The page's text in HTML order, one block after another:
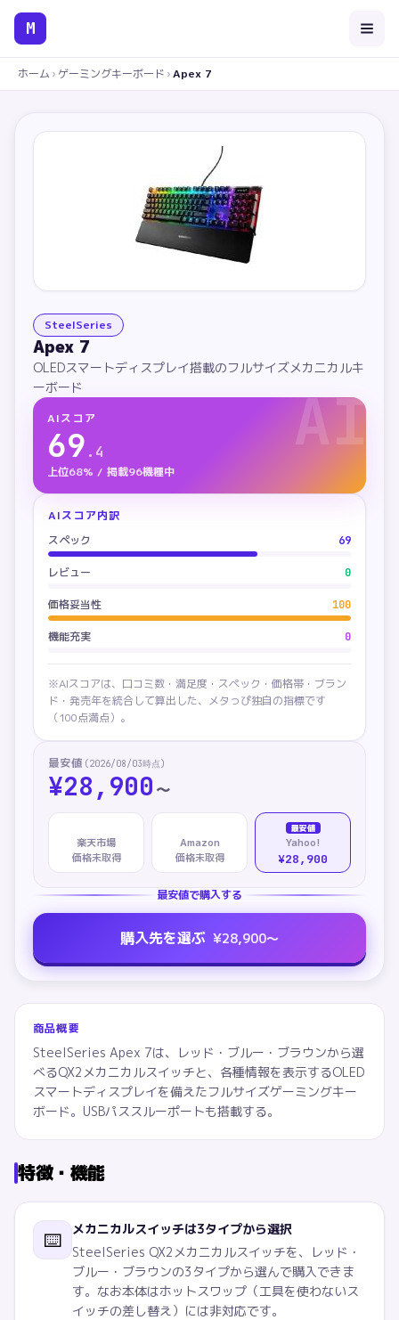
M
ホーム › ゲーミングキーボード ›Apex 7
SteelSeries
Apex 7
OLEDスマートディスプレイ搭載のフルサイズメカニカルキ
ーボード
AI
AIスコア
69 . 4
上位68% / 掲載96機種中
AIスコア内訳
スペック
69
レビュー 0
価格妥当性 100
機能充実 0
※AIスコアは、口コミ数・満足度・スペック・価格帯・ブラン
ド・発売年を統合して算出した、メタっぴ独自の指標です
（100点満点）。
最安値 (2026/08/03時点)
¥28,900 〜
楽天市場
価格未取得
Amazon
価格未取得
最安値
Yahoo!
¥28,900
最安値で購入する
購入先を選ぶ ¥28,900〜
商品概要
SteelSeries Apex 7は、レッド・ブルー・ブラウンから選
べるQX2メカニカルスイッチと、各種情報を表示するOLED
スマートディスプレイを備えたフルサイズゲーミングキー
ボード。USBパススルーポートも搭載する。
特徴・機能
⌨️
メカニカルスイッチは3タイプから選択
SteelSeries QX2メカニカルスイッチを、レッド・
ブルー・ブラウンの3タイプから選んで購入できま
す。なお本体はホットスワップ（工具を使わないス
イッチの差し替え）には非対応です。